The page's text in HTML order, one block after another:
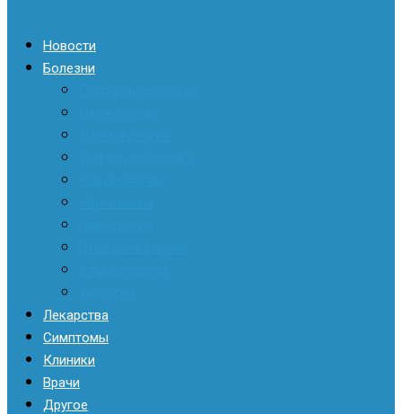
Новости
Болезни
Лекарства
Симптомы
Клиники
Врачи
Другое